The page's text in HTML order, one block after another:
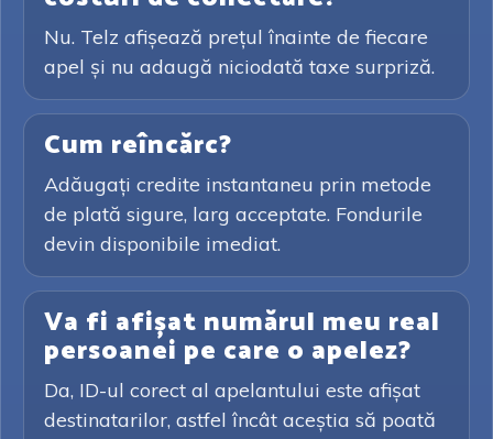
Nu. Telz afișează prețul înainte de fiecare
apel și nu adaugă niciodată taxe surpriză.
Cum reîncărc?
Adăugați credite instantaneu prin metode
de plată sigure, larg acceptate. Fondurile
devin disponibile imediat.
Va fi afișat numărul meu real
persoanei pe care o apelez?
Da, ID-ul corect al apelantului este afișat
destinatarilor, astfel încât aceștia să poată